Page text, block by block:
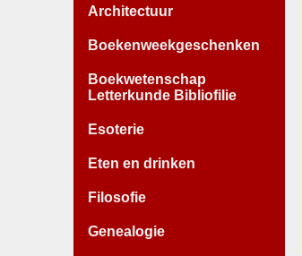
Architectuur
Boekenweekgeschenken
Boekwetenschap
Letterkunde Bibliofilie
Esoterie
Eten en drinken
Filosofie
Genealogie